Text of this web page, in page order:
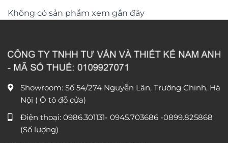
Không có sản phẩm xem gần đây
Showroom: Số 54/274 Nguyễn Lân, Trường Chinh, Hà
Nội ( Ô tô đỗ cửa)
Điện thoại: 0986.301131- 0945.703686 -0899.825868
(Số lượng)